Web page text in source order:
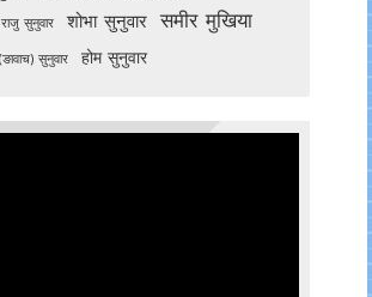
राजु सुनुवार शोभा सुनुवार समीर मुखिया
सुनुवार होम सुनुवार